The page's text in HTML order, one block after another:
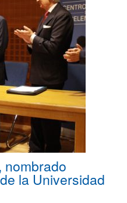
nombrado
la Universidad